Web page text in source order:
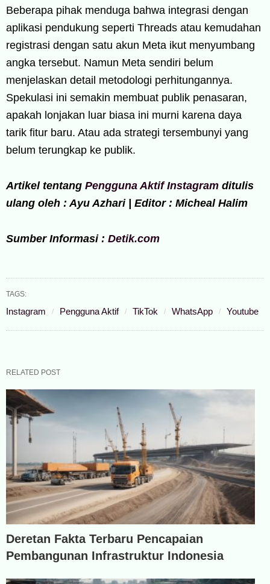
Beberapa pihak menduga bahwa integrasi dengan
aplikasi pendukung seperti Threads atau kemudahan
registrasi dengan satu akun Meta ikut menyumbang
angka tersebut. Namun Meta sendiri belum
menjelaskan detail metodologi perhitungannya.
Spekulasi ini semakin membuat publik penasaran,
apakah lonjakan luar biasa ini murni karena daya
tarik fitur baru. Atau ada strategi tersembunyi yang
belum terungkap ke publik.
Artikel tentang Pengguna Aktif Instagram ditulis
ulang oleh : Ayu Azhari | Editor : Micheal Halim
Sumber Informasi : Detik.com
TAGS:
Instagram Pengguna Aktif TikTok WhatsApp Youtube
RELATED POST
Deretan Fakta Terbaru Pencapaian
Pembangunan Infrastruktur Indonesia